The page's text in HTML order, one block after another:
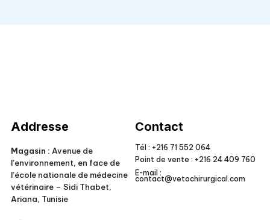
Addresse
Magasin : Avenue de
l’environnement, en face de
l’école nationale de médecine
vétérinaire – Sidi Thabet,
Ariana, Tunisie
Contact
Tél : +216 71 552 064
Point de vente : +216 24 409 760
E-mail :
contact@vetochirurgical.com